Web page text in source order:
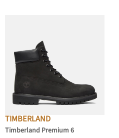
TIMBERLAND
Timberland Premium 6